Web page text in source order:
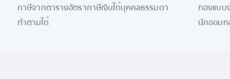
ภาษีจากตารางอัตราภาษีเงินได้บุคคลธรรมดา
ทำตามได้
ทองแบบ
นักออม